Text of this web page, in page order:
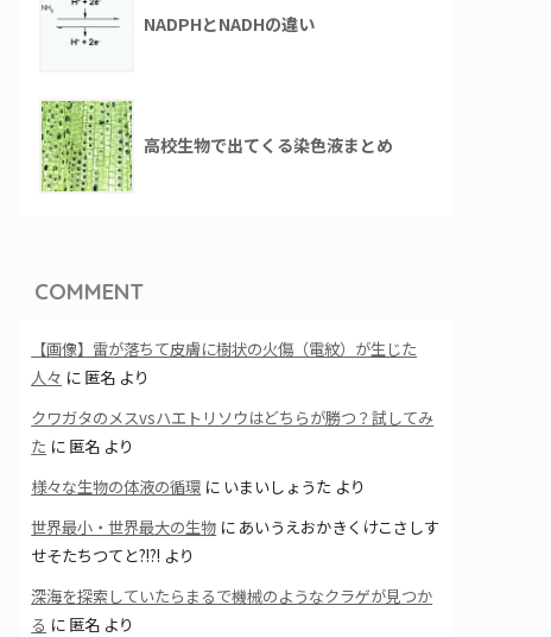
NADPHとNADHの違い
高校生物で出てくる染色液まとめ
COMMENT
【画像】雷が落ちて皮膚に樹状の火傷（電紋）が生じた
人々 に 匿名 より
クワガタのメスvsハエトリソウはどちらが勝つ？試してみ
た に 匿名 より
様々な生物の体液の循環 に いまいしょうた より
世界最小・世界最大の生物 に あいうえおかきくけこさしす
せそたちつてと?!?! より
深海を探索していたらまるで機械のようなクラゲが見つか
る に 匿名 より